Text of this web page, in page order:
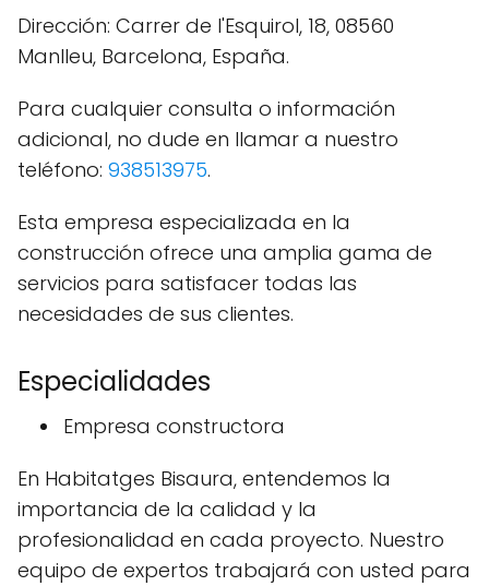
Dirección: Carrer de l'Esquirol, 18, 08560
Manlleu, Barcelona, España.
Para cualquier consulta o información
adicional, no dude en llamar a nuestro
teléfono: 938513975.
Esta empresa especializada en la
construcción ofrece una amplia gama de
servicios para satisfacer todas las
necesidades de sus clientes.
Especialidades
Empresa constructora
En Habitatges Bisaura, entendemos la
importancia de la calidad y la
profesionalidad en cada proyecto. Nuestro
equipo de expertos trabajará con usted para